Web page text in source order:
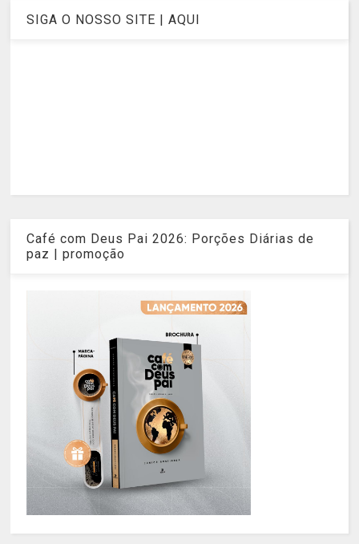
SIGA O NOSSO SITE | AQUI
Café com Deus Pai 2026: Porções Diárias de
paz | promoção